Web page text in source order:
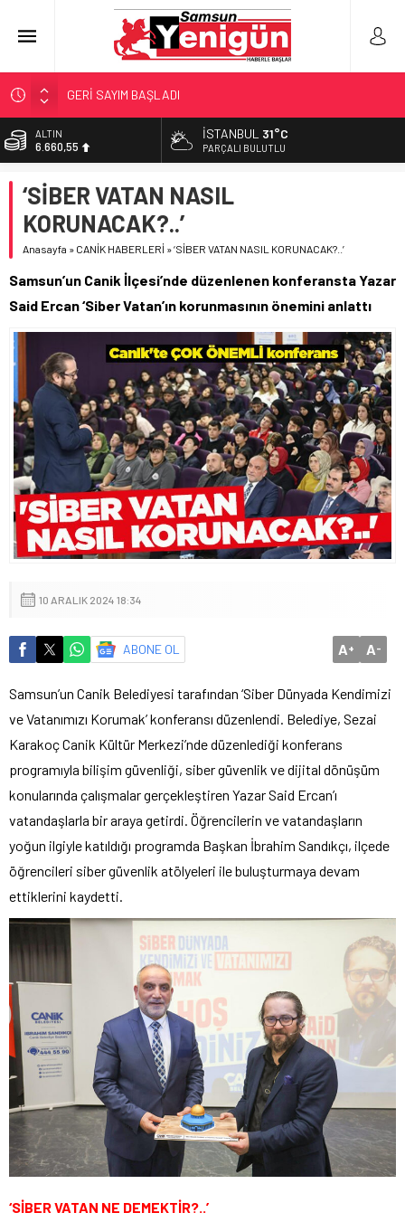
GERİ SAYIM BAŞLADI
SAMSUNSPOR’DA HEDEF 5’İNCİLİK!
‘BAFRA’YA YATIRIM YAPIN!’
YÖNETİCİ SEÇERKEN YAPILAN EN BÜYÜK HATALAR
ALTIN
6.660,55
13.779,39
DOLAR
47,7111
55,1881
İSTANBUL 31°C
PARÇALI BULUTLU
‘SİBER VATAN NASIL
KORUNACAK?..’
Anasayfa » CANİK HABERLERİ »‘SİBER VATAN NASIL KORUNACAK?..’
Samsun’un Canik İlçesi’nde düzenlenen konferansta Yazar
Said Ercan ‘Siber Vatan’ın korunmasının önemini anlattı
10 ARALIK 2024 18:34
ABONE OL A+ A-
Samsun’un Canik Belediyesi tarafından ‘Siber Dünyada Kendimizi
ve Vatanımızı Korumak’ konferansı düzenlendi. Belediye, Sezai
Karakoç Canik Kültür Merkezi’nde düzenlediği konferans
programıyla bilişim güvenliği, siber güvenlik ve dijital dönüşüm
konularında çalışmalar gerçekleştiren Yazar Said Ercan’ı
vatandaşlarla bir araya getirdi. Öğrencilerin ve vatandaşların
yoğun ilgiyle katıldığı programda Başkan İbrahim Sandıkçı, ilçede
öğrencileri siber güvenlik atölyeleri ile buluşturmaya devam
ettiklerini kaydetti.
‘SİBER VATAN NE DEMEKTİR?..’